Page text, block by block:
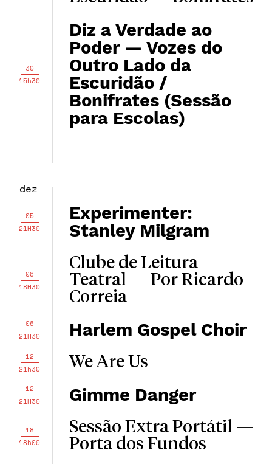
30
15h30
Diz a Verdade ao
Poder — Vozes do
Outro Lado da
Escuridão /
Bonifrates (Sessão
para Escolas)
dez
05
21H30
Experimenter:
Stanley Milgram
06
18H30
Clube de Leitura
Teatral — Por Ricardo
Correia
06
21H30
Harlem Gospel Choir
12
21h30
We Are Us
12
21H30
Gimme Danger
18
18h00
Sessão Extra Portátil —
Porta dos Fundos